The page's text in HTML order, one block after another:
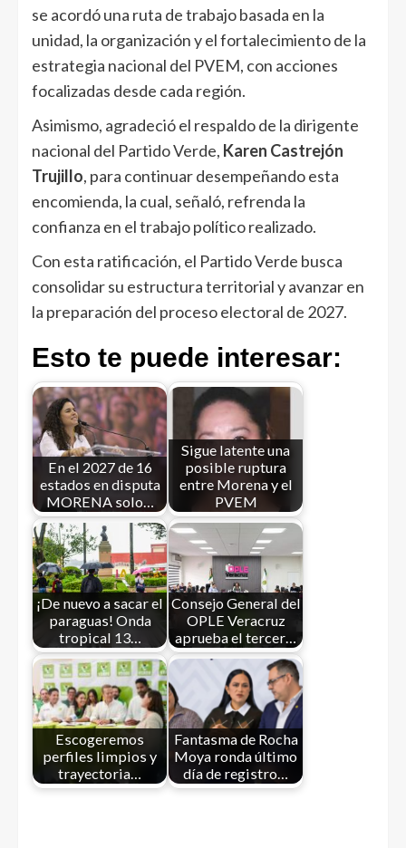
se acordó una ruta de trabajo basada en la
unidad, la organización y el fortalecimiento de la
estrategia nacional del PVEM, con acciones
focalizadas desde cada región.
Asimismo, agradeció el respaldo de la dirigente
nacional del Partido Verde, Karen Castrejón
Trujillo, para continuar desempeñando esta
encomienda, la cual, señaló, refrenda la
confianza en el trabajo político realizado.
Con esta ratificación, el Partido Verde busca
consolidar su estructura territorial y avanzar en
la preparación del proceso electoral de 2027.
Esto te puede interesar:
En el 2027 de 16
estados en disputa
MORENA solo…
Sigue latente una
posible ruptura
entre Morena y el
PVEM
¡De nuevo a sacar el
paraguas! Onda
tropical 13…
Consejo General del
OPLE Veracruz
aprueba el tercer…
Escogeremos
perfiles limpios y
trayectoria…
Fantasma de Rocha
Moya ronda último
día de registro…